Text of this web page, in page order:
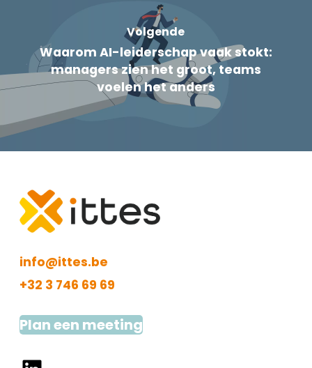
Volgende
Waarom AI-leiderschap vaak stokt:
managers zien het groot, teams
voelen het anders
info@ittes.be
+32 3 746 69 69
Plan een meeting